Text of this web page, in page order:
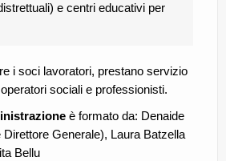
e centri educativi per
i soci lavoratori, prestano servizio
sociali e professionisti.
è formato da: Denaide
Generale), Laura Batzella
Bellu